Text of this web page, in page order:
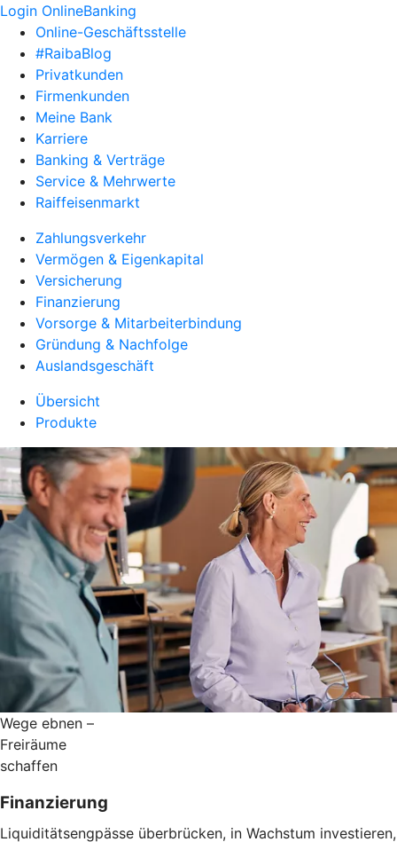
Login OnlineBanking
Online-Geschäftsstelle
#RaibaBlog
Privatkunden
Firmenkunden
Meine Bank
Karriere
Banking & Verträge
Service & Mehrwerte
Raiffeisenmarkt
Zahlungsverkehr
Vermögen & Eigenkapital
Versicherung
Finanzierung
Vorsorge & Mitarbeiterbindung
Gründung & Nachfolge
Auslandsgeschäft
Übersicht
Produkte
Wege ebnen –
Freiräume
schaffen
Finanzierung
Liquiditätsengpässe überbrücken, in Wachstum investieren,